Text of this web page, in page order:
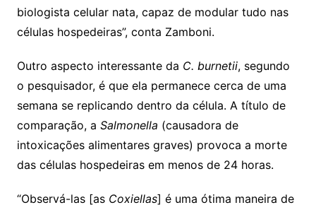
biologista celular nata, capaz de modular tudo nas
células hospedeiras”, conta Zamboni.
Outro aspecto interessante da C. burnetii, segundo
o pesquisador, é que ela permanece cerca de uma
semana se replicando dentro da célula. A título de
comparação, a Salmonella (causadora de
intoxicações alimentares graves) provoca a morte
das células hospedeiras em menos de 24 horas.
“Observá-las [as Coxiellas] é uma ótima maneira de